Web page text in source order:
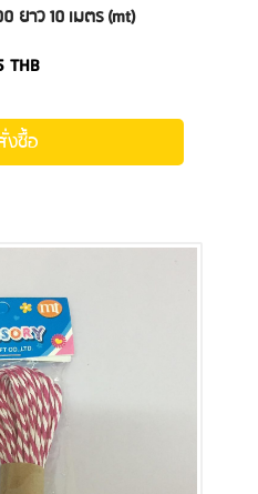
ยาว 10 เมตร (mt)
THB
งซื้อ